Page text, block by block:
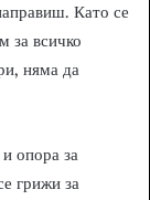
Като се
за всичко
няма да
опора за
грижи за